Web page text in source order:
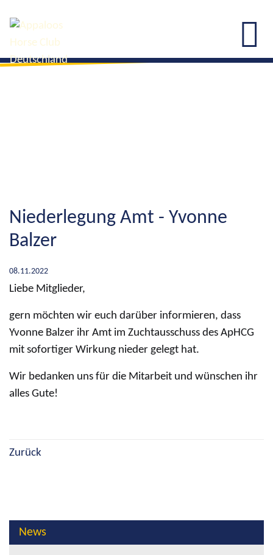
Niederlegung Amt - Yvonne
Balzer
08.11.2022
Liebe Mitglieder,
gern möchten wir euch darüber informieren, dass
Yvonne Balzer ihr Amt im Zuchtausschuss des ApHCG
mit sofortiger Wirkung nieder gelegt hat.
Wir bedanken uns für die Mitarbeit und wünschen ihr
alles Gute!
Zurück
News